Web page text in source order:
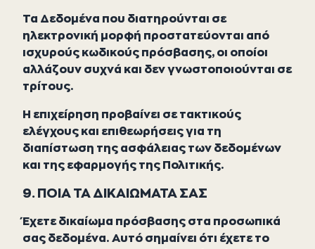
Τα Δεδομένα που διατηρούνται σε
ηλεκτρονική μορφή προστατεύονται από
ισχυρούς κωδικούς πρόσβασης, οι οποίοι
αλλάζουν συχνά και δεν γνωστοποιούνται σε
τρίτους.
Η επιχείρηση προβαίνει σε τακτικούς
ελέγχους και επιθεωρήσεις για τη
διαπίστωση της ασφάλειας των δεδομένων
και της εφαρμογής της Πολιτικής.
9. ΠΟΙΑ ΤΑ ΔΙΚΑΙΩΜΑΤΑ ΣΑΣ
Έχετε δικαίωμα πρόσβασης στα προσωπικά
σας δεδομένα. Αυτό σημαίνει ότι έχετε το